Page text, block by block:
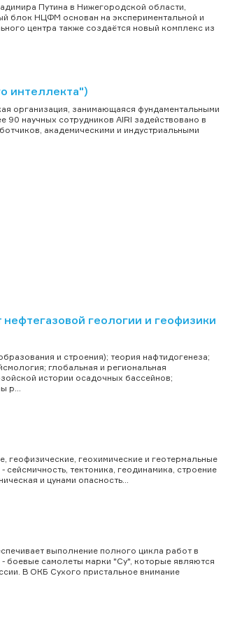
Путина в Нижегородской области,
блок НЦФМ основан на экспериментальной и
центра также создаётся новый комплекс из
интеллекта")
организация, занимающаяся фундаментальными
90 научных сотрудников AIRI задействовано в
академическими и индустриальными
геологии и геофизики
и строения); теория нафтидогенеза;
глобальная и региональная
истории осадочных бассейнов;
р...
геохимические и геотермальные
тектоника, геодинамика, строение
и цунами опасность...
выполнение полного цикла работ в
боевые самолеты марки "Су", которые являются
В ОКБ Сухого пристальное внимание